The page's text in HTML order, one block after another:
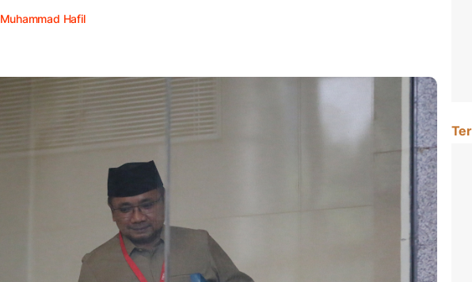
Muhammad Hafil